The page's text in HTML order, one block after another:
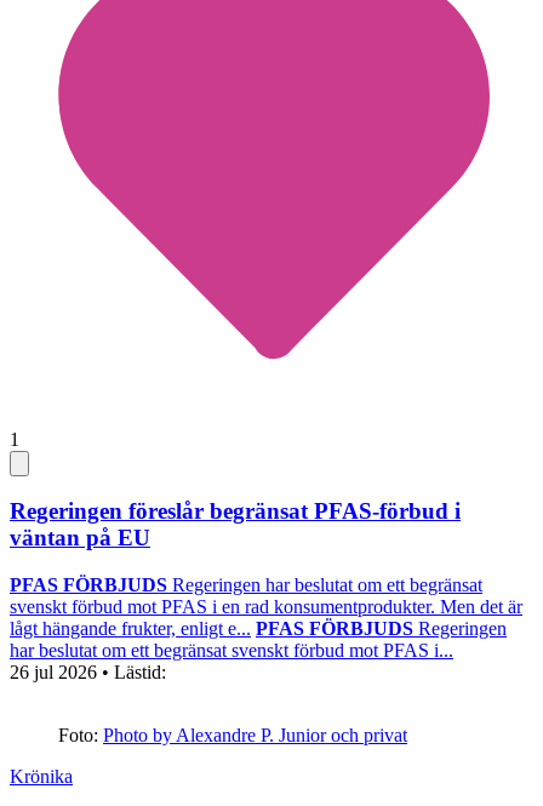
1
Regeringen föreslår begränsat PFAS-förbud i
väntan på EU
PFAS FÖRBJUDS Regeringen har beslutat om ett begränsat
svenskt förbud mot PFAS i en rad konsumentprodukter. Men det är
lågt hängande frukter, enligt e... PFAS FÖRBJUDS Regeringen
har beslutat om ett begränsat svenskt förbud mot PFAS i...
26 jul 2026 • Lästid:
Foto: Photo by Alexandre P. Junior och privat
Krönika